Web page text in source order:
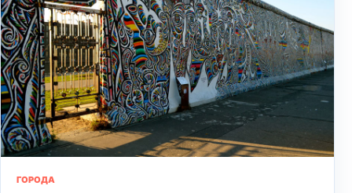
ГОРОДА